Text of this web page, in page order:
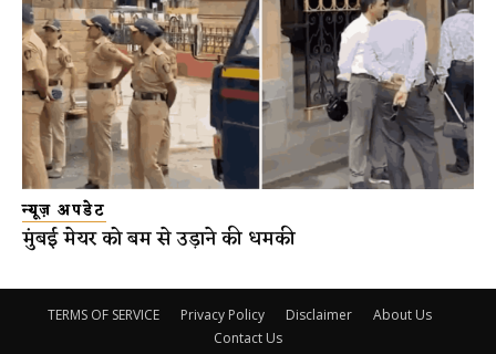
न्यूज़ अपडेट
मुंबई मेयर को बम से उड़ाने की धमकी
TERMS OF SERVICE Privacy Policy Disclaimer
About Us
Contact Us